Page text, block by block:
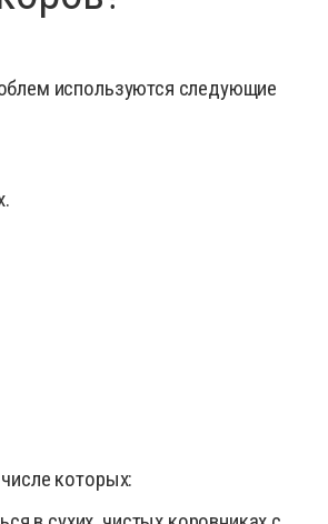
используются следующие
которых: